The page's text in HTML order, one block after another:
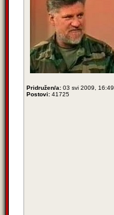
Pridružen/a: 03 svi 2009, 16:49
Postovi: 41725